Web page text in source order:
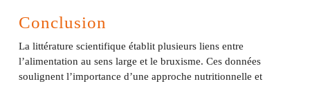
Conclusion
La littérature scientifique établit plusieurs liens entre
l’alimentation au sens large et le bruxisme. Ces données
soulignent l’importance d’une approche nutritionnelle et